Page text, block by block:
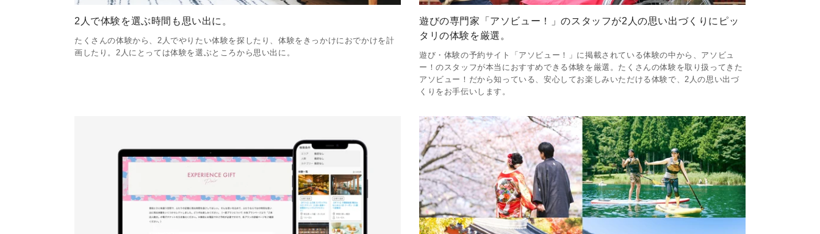
2人で体験を選ぶ時間も思い出に。
たくさんの体験から、2人でやりたい体験を探したり、体験をきっかけにおでかけを計
画したり。2人にとっては体験を選ぶところから思い出に。
遊びの専門家「アソビュー！」のスタッフが2人の思い出づくりにピッ
タリの体験を厳選。
遊び・体験の予約サイト「アソビュー！」に掲載されている体験の中から、アソビュ
ー！のスタッフが本当におすすめできる体験を厳選。たくさんの体験を取り扱ってきた
アソビュー！だから知っている、安心してお楽しみいただける体験で、2人の思い出づ
くりをお手伝いします。